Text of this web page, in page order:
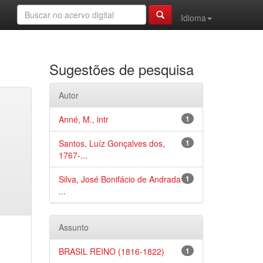
Idioma
Sugestões de pesquisa
Autor
1
Anné, M., intr
1
Santos, Luíz Gonçalves dos,
1767-...
1
Silva, José Bonifácio de Andrada
...
Assunto
1
BRASIL REINO (1816-1822)